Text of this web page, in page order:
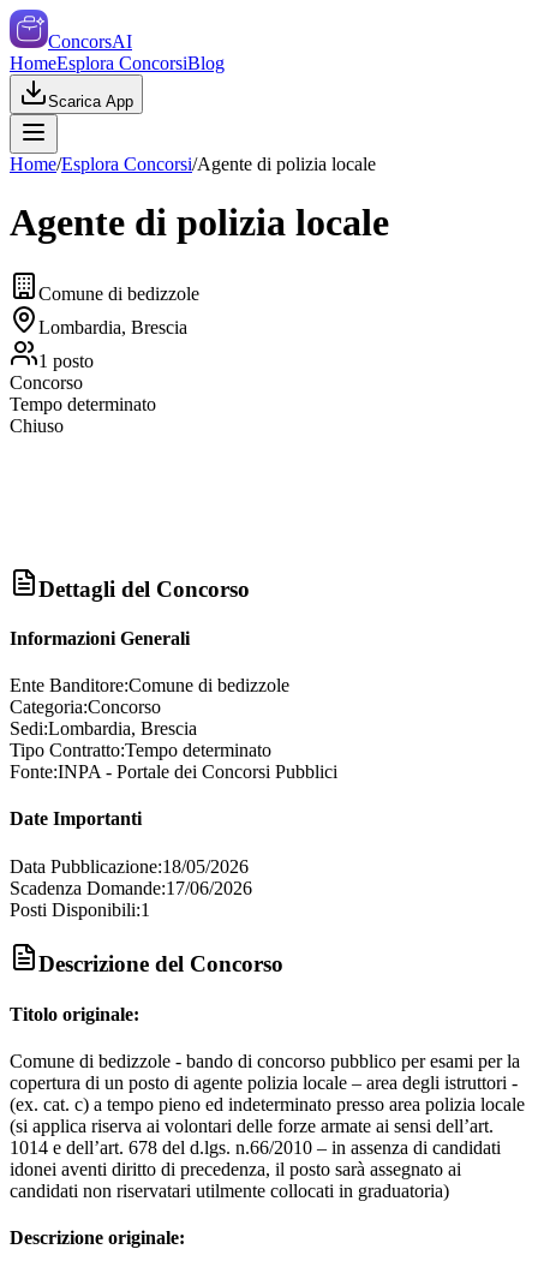
ConcorsAI
HomeEsplora ConcorsiBlog
Scarica App
Home/Esplora Concorsi/Agente di polizia locale
Agente di polizia locale
Comune di bedizzole
Lombardia, Brescia
1 posto
Concorso
Tempo determinato
Chiuso
Dettagli del Concorso
Informazioni Generali
Ente Banditore:Comune di bedizzole
Categoria:Concorso
Sedi:Lombardia, Brescia
Tipo Contratto:Tempo determinato
Fonte:INPA - Portale dei Concorsi Pubblici
Date Importanti
Data Pubblicazione:18/05/2026
Scadenza Domande:17/06/2026
Posti Disponibili:1
Descrizione del Concorso
Titolo originale:
Comune di bedizzole - bando di concorso pubblico per esami per la
copertura di un posto di agente polizia locale – area degli istruttori -
(ex. cat. c) a tempo pieno ed indeterminato presso area polizia locale
(si applica riserva ai volontari delle forze armate ai sensi dell’art.
1014 e dell’art. 678 del d.lgs. n.66/2010 – in assenza di candidati
idonei aventi diritto di precedenza, il posto sarà assegnato ai
candidati non riservatari utilmente collocati in graduatoria)
Descrizione originale: